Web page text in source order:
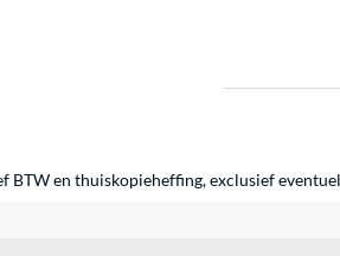
BTW en thuiskopieheffing, exclusief